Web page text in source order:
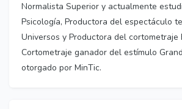
Normalista Superior y actualmente
Psicología, Productora del espectáculo
Universos y Productora del cortometraje
Cortometraje ganador del estímulo
otorgado por MinTic.